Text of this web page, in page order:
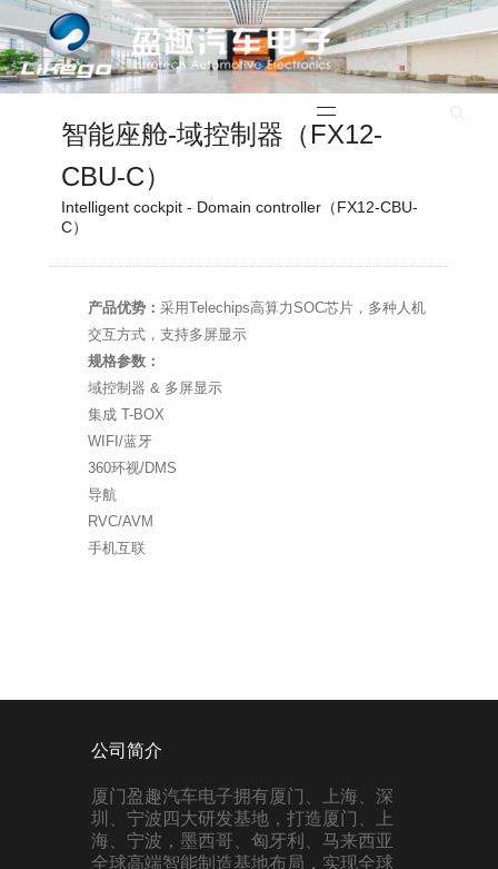
智能座舱-域控制器（FX12-
CBU-C）
Intelligent cockpit - Domain controller（FX12-CBU-
C）
产品优势： 采用Telechips高算力SOC芯片，多种人机
交互方式，支持多屏显示
规格参数：
域控制器 & 多屏显示
集成 T-BOX
WIFI/蓝牙
360环视/DMS
导航
RVC/AVM
手机互联
公司简介
厦门盈趣汽车电子拥有厦门、上海、深
圳、宁波四大研发基地，打造厦门、上
海、宁波，墨西哥、匈牙利、马来西亚
全球高端智能制造基地布局，实现全球